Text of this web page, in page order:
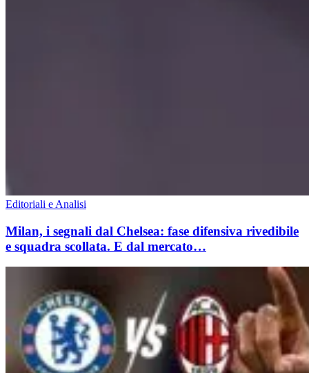
Editoriali e Analisi
Milan, i segnali dal Chelsea: fase difensiva rivedibile
e squadra scollata. E dal mercato…